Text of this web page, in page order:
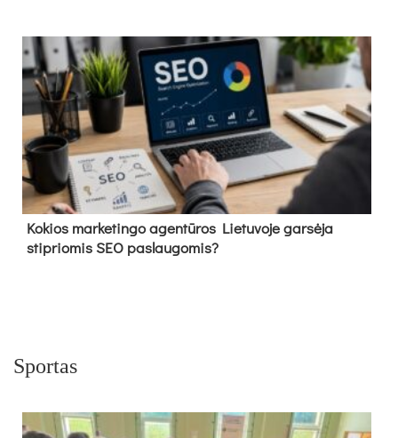
Kokios marketingo agentūros Lietuvoje garsėja
stipriomis SEO paslaugomis?
Sportas